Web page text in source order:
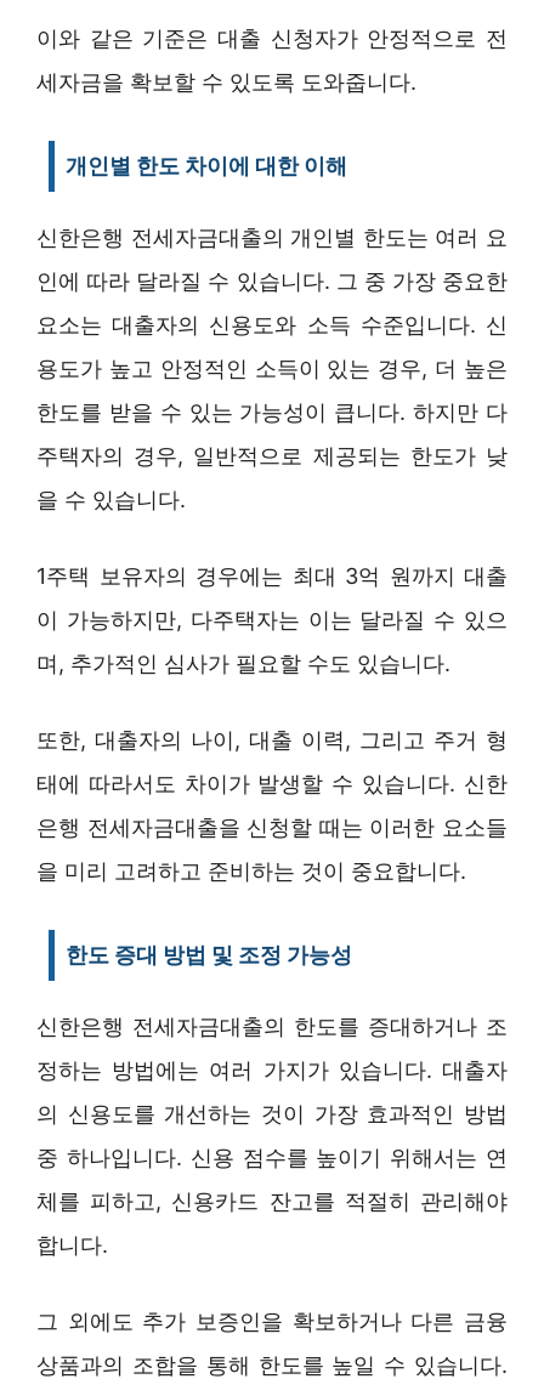
이와 같은 기준은 대출 신청자가 안정적으로 전
세자금을 확보할 수 있도록 도와줍니다.
개인별 한도 차이에 대한 이해
신한은행 전세자금대출의 개인별 한도는 여러 요
인에 따라 달라질 수 있습니다. 그 중 가장 중요한
요소는 대출자의 신용도와 소득 수준입니다. 신
용도가 높고 안정적인 소득이 있는 경우, 더 높은
한도를 받을 수 있는 가능성이 큽니다. 하지만 다
주택자의 경우, 일반적으로 제공되는 한도가 낮
을 수 있습니다.
1주택 보유자의 경우에는 최대 3억 원까지 대출
이 가능하지만, 다주택자는 이는 달라질 수 있으
며, 추가적인 심사가 필요할 수도 있습니다.
또한, 대출자의 나이, 대출 이력, 그리고 주거 형
태에 따라서도 차이가 발생할 수 있습니다. 신한
은행 전세자금대출을 신청할 때는 이러한 요소들
을 미리 고려하고 준비하는 것이 중요합니다.
한도 증대 방법 및 조정 가능성
신한은행 전세자금대출의 한도를 증대하거나 조
정하는 방법에는 여러 가지가 있습니다. 대출자
의 신용도를 개선하는 것이 가장 효과적인 방법
중 하나입니다. 신용 점수를 높이기 위해서는 연
체를 피하고, 신용카드 잔고를 적절히 관리해야
합니다.
그 외에도 추가 보증인을 확보하거나 다른 금융
상품과의 조합을 통해 한도를 높일 수 있습니다.